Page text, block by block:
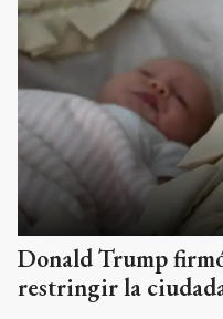
Donald Trump
restringir la